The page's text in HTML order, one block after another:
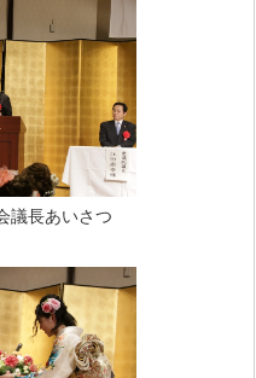
議長あいさつ